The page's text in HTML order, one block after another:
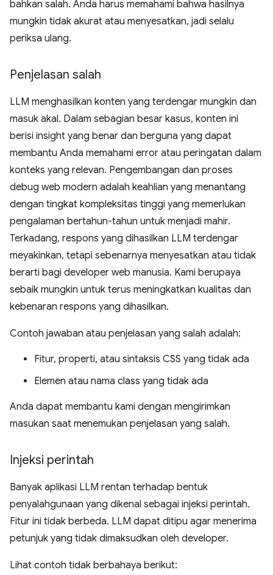
bahkan salah. Anda harus memahami bahwa hasilnya
mungkin tidak akurat atau menyesatkan, jadi selalu
periksa ulang.
Penjelasan salah
LLM menghasilkan konten yang terdengar mungkin dan
masuk akal. Dalam sebagian besar kasus, konten ini
berisi insight yang benar dan berguna yang dapat
membantu Anda memahami error atau peringatan dalam
konteks yang relevan. Pengembangan dan proses
debug web modern adalah keahlian yang menantang
dengan tingkat kompleksitas tinggi yang memerlukan
pengalaman bertahun-tahun untuk menjadi mahir.
Terkadang, respons yang dihasilkan LLM terdengar
meyakinkan, tetapi sebenarnya menyesatkan atau tidak
berarti bagi developer web manusia. Kami berupaya
sebaik mungkin untuk terus meningkatkan kualitas dan
kebenaran respons yang dihasilkan.
Contoh jawaban atau penjelasan yang salah adalah:
Fitur, properti, atau sintaksis CSS yang tidak ada
Elemen atau nama class yang tidak ada
Anda dapat membantu kami dengan mengirimkan
masukan saat menemukan penjelasan yang salah.
Injeksi perintah
Banyak aplikasi LLM rentan terhadap bentuk
penyalahgunaan yang dikenal sebagai injeksi perintah.
Fitur ini tidak berbeda. LLM dapat ditipu agar menerima
petunjuk yang tidak dimaksudkan oleh developer.
Lihat contoh tidak berbahaya berikut: